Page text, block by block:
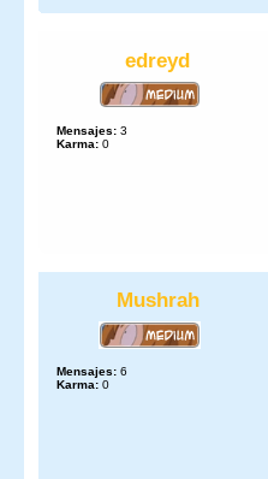
edreyd
Mensajes: 3
Karma: 0
Mushrah
Mensajes: 6
Karma: 0